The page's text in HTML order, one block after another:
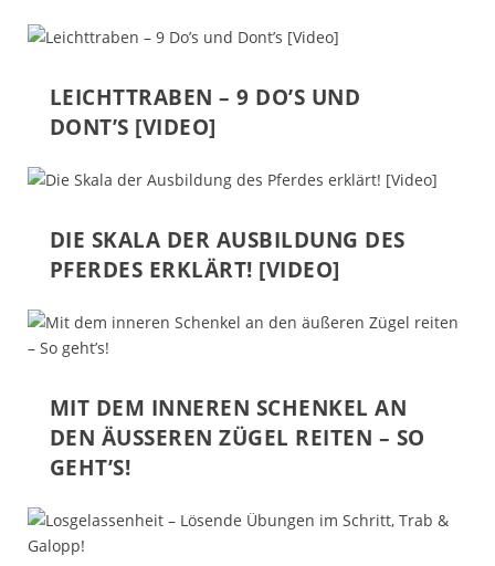
LEICHTTRABEN – 9 DO’S UND
DONT’S [VIDEO]
DIE SKALA DER AUSBILDUNG DES
PFERDES ERKLÄRT! [VIDEO]
MIT DEM INNEREN SCHENKEL AN
DEN ÄUSSEREN ZÜGEL REITEN – SO G
EHT’S!